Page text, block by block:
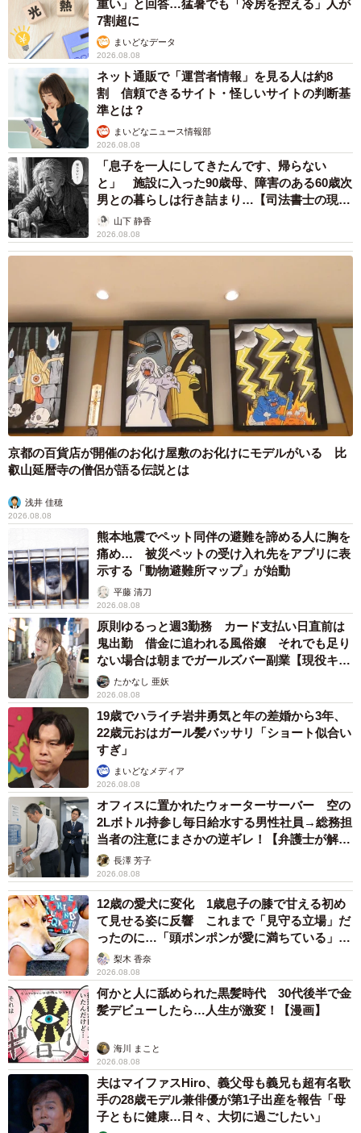
重い」と回答…猛暑でも「冷房を控える」人が
7割超に
まいどなデータ
2026.08.08
ネット通販で「運営者情報」を見る人は約8
割 信頼できるサイト・怪しいサイトの判断基
準とは？
まいどなニュース情報部
2026.08.08
「息子を一人にしてきたんです、帰らない
と」 施設に入った90歳母、障害のある60歳次
男との暮らしは行き詰まり…【司法書士の現場
から】山下 静香
2026.08.08
京都の百貨店が開催のお化け屋敷のお化けにモデルがいる 比
叡山延暦寺の僧侶が語る伝説とは
浅井 佳穂
2026.08.08
熊本地震でペット同伴の避難を諦める人に胸を
痛め… 被災ペットの受け入れ先をアプリに表
示する「動物避難所マップ」が始動
平藤 清刀
2026.08.08
原則ゆるっと週3勤務 カード支払い日直前は
鬼出勤 借金に追われる風俗嬢 それでも足り
ない場合は朝までガールズバー副業【現役キャ
ストに取材】
たかなし 亜妖
2026.08.08
19歳でハライチ岩井勇気と年の差婚から3年、
22歳元おはガール髪バッサリ「ショート似合い
すぎ」
まいどなメディア
2026.08.08
オフィスに置かれたウォーターサーバー 空の
2Lボトル持参し毎日給水する男性社員→総務担
当者の注意にまさかの逆ギレ！【弁護士が解
説】長澤 芳子
2026.08.08
12歳の愛犬に変化 1歳息子の膝で甘える初め
て見せる姿に反響 これまで「見守る立場」だ
ったのに…「頭ポンポンが愛に満ちている」
「尊…」
梨木 香奈
2026.08.08
何かと人に舐められた黒髪時代 30代後半で金
髪デビューしたら…人生が激変！【漫画】
海川 まこと
2026.08.08
夫はマイファスHiro、義父母も義兄も超有名歌
手の28歳モデル兼俳優が第1子出産を報告「母
子ともに健康…日々、大切に過ごしたい」